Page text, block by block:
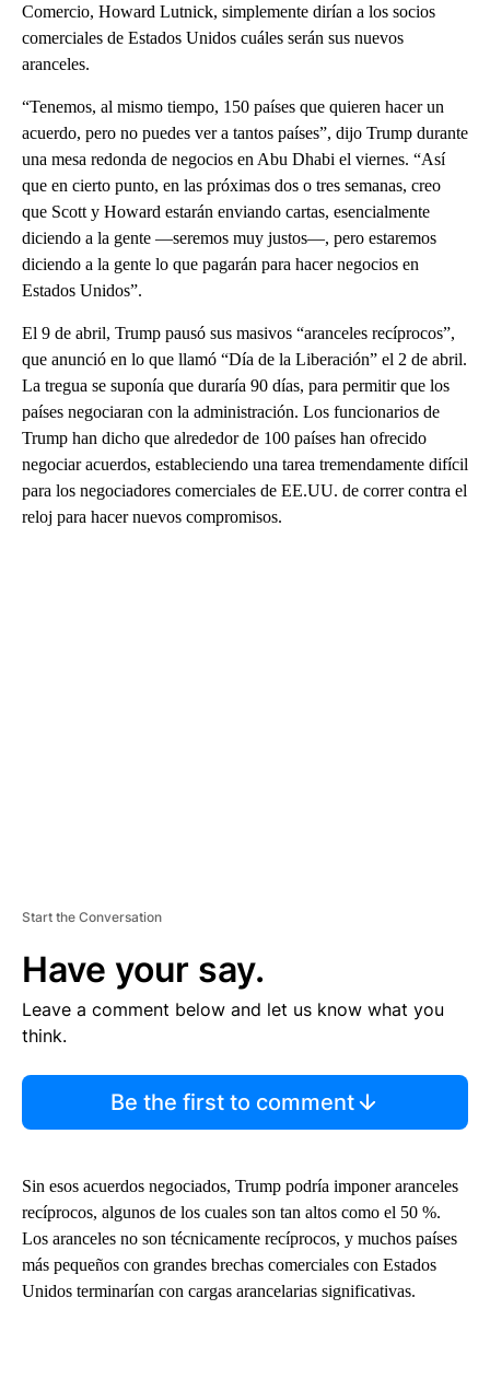
Comercio, Howard Lutnick, simplemente dirían a los socios
comerciales de Estados Unidos cuáles serán sus nuevos
aranceles.
“Tenemos, al mismo tiempo, 150 países que quieren hacer un
acuerdo, pero no puedes ver a tantos países”, dijo Trump durante
una mesa redonda de negocios en Abu Dhabi el viernes. “Así
que en cierto punto, en las próximas dos o tres semanas, creo
que Scott y Howard estarán enviando cartas, esencialmente
diciendo a la gente —seremos muy justos—, pero estaremos
diciendo a la gente lo que pagarán para hacer negocios en
Estados Unidos”.
El 9 de abril, Trump pausó sus masivos “aranceles recíprocos”,
que anunció en lo que llamó “Día de la Liberación” el 2 de abril.
La tregua se suponía que duraría 90 días, para permitir que los
países negociaran con la administración. Los funcionarios de
Trump han dicho que alrededor de 100 países han ofrecido
negociar acuerdos, estableciendo una tarea tremendamente difícil
para los negociadores comerciales de EE.UU. de correr contra el
reloj para hacer nuevos compromisos.
Start the Conversation
Have your say.
Leave a comment below and let us know what you
think.
Be the first to comment
Sin esos acuerdos negociados, Trump podría imponer aranceles
recíprocos, algunos de los cuales son tan altos como el 50 %.
Los aranceles no son técnicamente recíprocos, y muchos países
más pequeños con grandes brechas comerciales con Estados
Unidos terminarían con cargas arancelarias significativas.